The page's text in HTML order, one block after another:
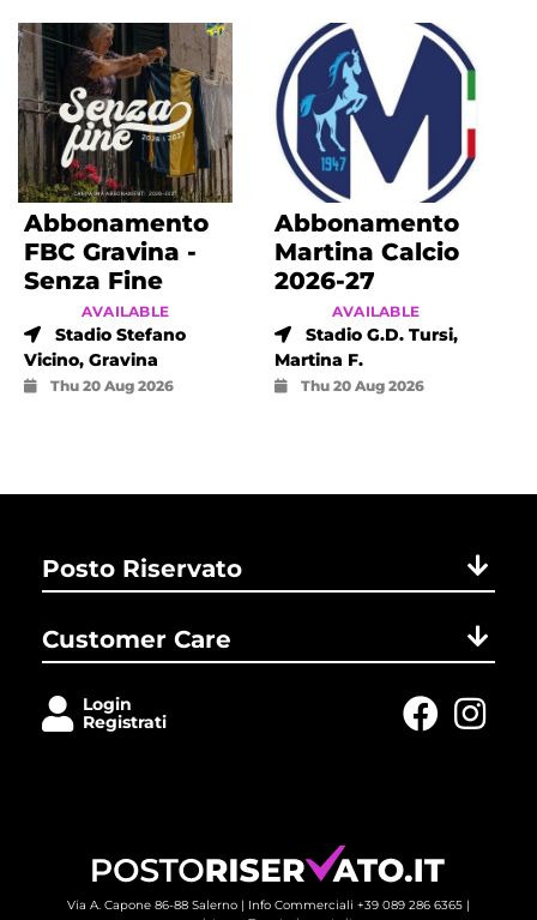
Abbonamento
FBC Gravina -
Senza Fine
AVAILABLE
Stadio Stefano
Vicino, Gravina
Thu 20 Aug 2026
Abbonamento
Martina Calcio
2026-27
AVAILABLE
Stadio G.D. Tursi,
Martina F.
Thu 20 Aug 2026
Posto Riservato
Customer Care
Login
Registrati
Via A. Capone 86-88 Salerno | Info Commerciali +39 089 286 6365 |